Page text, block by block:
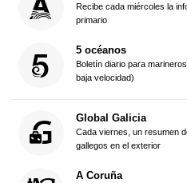
Recibe cada miércoles la
primario
5 océanos
Boletín diario para
baja velocidad)
Global Galicia
Cada viernes, un resumen
gallegos en el exterior
A Coruña